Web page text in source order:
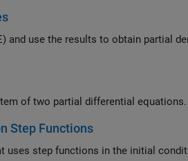
and use the results to obtain partial
of two partial differential equations.
Step Functions
uses step functions in the initial